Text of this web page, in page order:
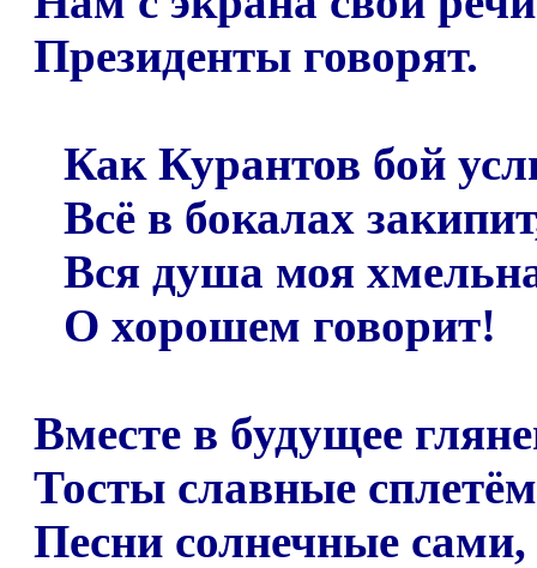
Президенты говорят.
Как Курантов бой
Всё в бокалах
Вся душа моя
О хорошем говорит!
Вместе в будущее
Тосты славные
Песни солнечные сами,